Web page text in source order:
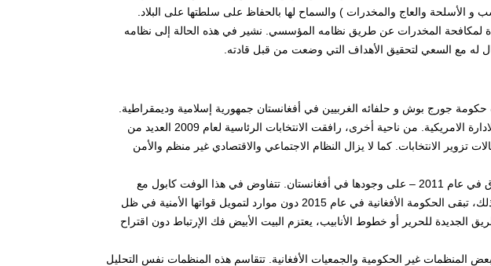
و الأسلحة والعاج والمخدرات ) والسماح لها بالحفاظ على سلطتها على البلاد.
لمكافحة المخدرات عن طريق نظامه المؤسسي. نشير في هذه الحالة إلى نظامه
له مع السعي لتحقيق الأهداف التي وضعت من قبل قادته.
حكومة جورج بوش و حلفائه الغربيين في أفغانستان جمهورية إسلامية وديمقراطية.
ومع ذلك لا تعمل هذه الدولة الجديدة كما خططت له الادارة الامريكية. من ناحية أخرى، رافقت الانتخابات الرئاسية لعام 2009 العديد من
تزوير الانتخابات. كما لا يزال النظام الاجتماعي والاقتصادي غير منظم والأمن
هذا هو سبب حفاظ محكمة أوباما – التي غادرت العراق في عام 2011 – على وجودها في أفغانستان. تتفاوض في هذا الوفت كابول مع
واشنطن لكي يوفر البنتاغون الأمان لسنة أخرى. ومع ذلك، تبقى الحكومة الأفغانية في عام 2015 دون موارد لتمويل قواتها الأمنية في ظل
الجديدة للحرير أو خطوط الأنابيب، يعتزم البيت الأبيض فك الإرتباط دون اقتراح
المنظمات غير الحكومية والجمعيات الأفغانية. تتقاسم هذه المنظمات نفس التحليل